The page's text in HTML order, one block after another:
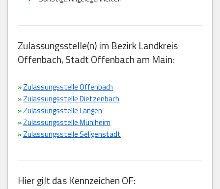
Zulassungsstelle(n) im Bezirk Landkreis
Offenbach, Stadt Offenbach am Main:
»Zulassungsstelle Offenbach
»Zulassungsstelle Dietzenbach
»Zulassungsstelle Langen
»Zulassungsstelle Mühlheim
»Zulassungsstelle Seligenstadt
Hier gilt das Kennzeichen OF: